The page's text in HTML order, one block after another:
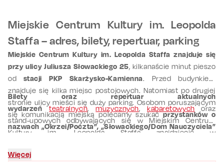
Miejskie Centrum Kultury im. Leopolda
Staffa – adres, bilety, repertuar, parking
Miejskie Centrum Kultury im. Leopolda Staffa znajduje się
przy ulicy Juliusza Słowackiego 25, kilkanaście minut pieszo
od stacji PKP Skarżysko-Kamienna. Przed budynkiem
znajduje się kilka miejsc postojowych. Natomiast po drugiej
stronie ulicy mieści się duży parking. Osobom poruszającym
się komunikacją miejską polecamy szukaćprzystanków o
nazwach „Okrzei/Poczta”, „Słowackiego/Dom Nauczyciela”
Bilety oraz repertuar aktualnych
wydarzeń
teatralnych,muzycznych, kabaretowychoraz
stand-upowych odbywających się w Miejskim Centrum
Kultury im. Leopolda Staffa znajdziecie w
Więcej